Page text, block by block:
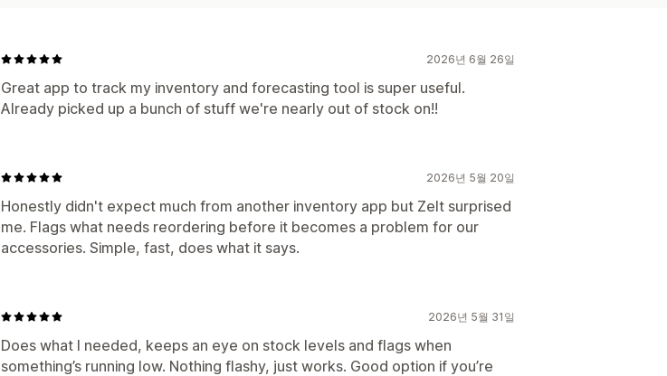
2026년 6월 26일
Great app to track my inventory and forecasting tool is super useful.
Already picked up a bunch of stuff we're nearly out of stock on!!
2026년 5월 20일
Honestly didn't expect much from another inventory app but Zelt surprised
me. Flags what needs reordering before it becomes a problem for our
accessories. Simple, fast, does what it says.
2026년 5월 31일
Does what I needed, keeps an eye on stock levels and flags when
something’s running low. Nothing flashy, just works. Good option if you’re